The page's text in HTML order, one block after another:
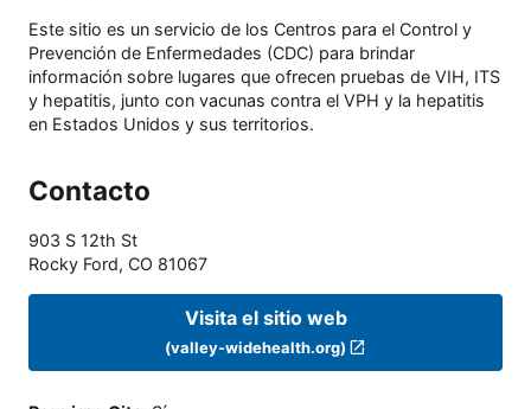
Este sitio es un servicio de los Centros para el Control y
Prevención de Enfermedades (CDC) para brindar
información sobre lugares que ofrecen pruebas de VIH, ITS
y hepatitis, junto con vacunas contra el VPH y la hepatitis
en Estados Unidos y sus territorios.
Contacto
903 S 12th St
Rocky Ford, CO 81067
Visita el sitio web
(valley-widehealth.org)